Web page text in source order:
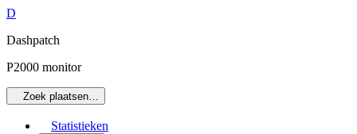
D
Dashpatch
P2000 monitor
Zoek plaatsen…
Statistieken